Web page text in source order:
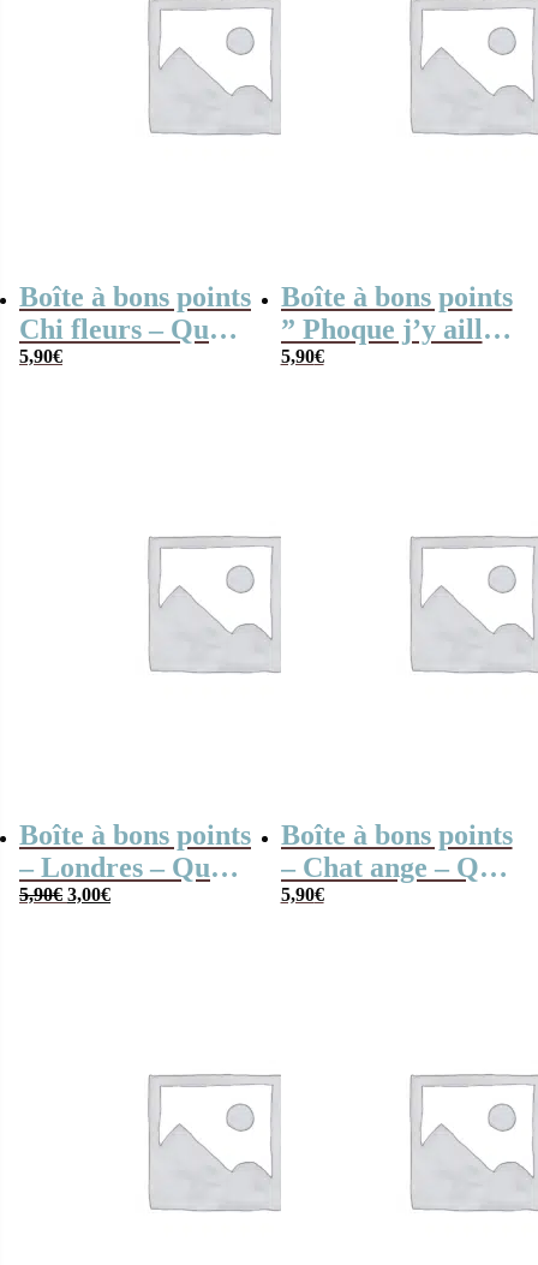
Boîte à bons points
Chi fleurs – Quo
Vadis
5,90€
Boîte à bons points
” Phoque j’y aille”
– Shaman
5,90€
Boîte à bons points
– Londres – Quo
Vadis
5,90€ Le
3,00€Le
Boîte à bons points
– Chat ange – Quo
Vadis
5,90€